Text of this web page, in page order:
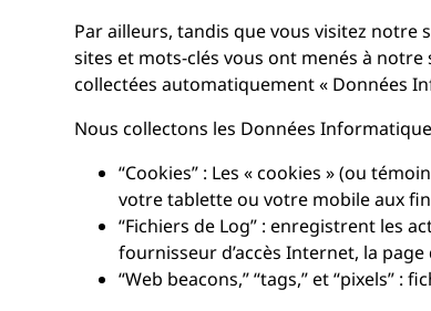
Par ailleurs, tandis que vous visitez
sites et mots-clés vous ont menés à
collectées automatiquement « Données
Nous collectons les Données
“Cookies” : Les « cookies » (ou
votre tablette ou votre mobile aux
“Fichiers de Log” : enregistrent les
fournisseur d’accès Internet, la page
“Web beacons,” “tags,” et “pixels”